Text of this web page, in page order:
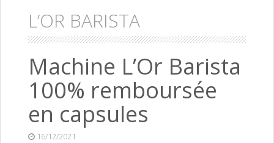
L’OR BARISTA
Machine L’Or Barista
100% remboursée
en capsules
16/12/2021